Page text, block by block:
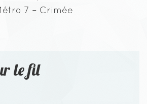
7 – Crimée
le fil